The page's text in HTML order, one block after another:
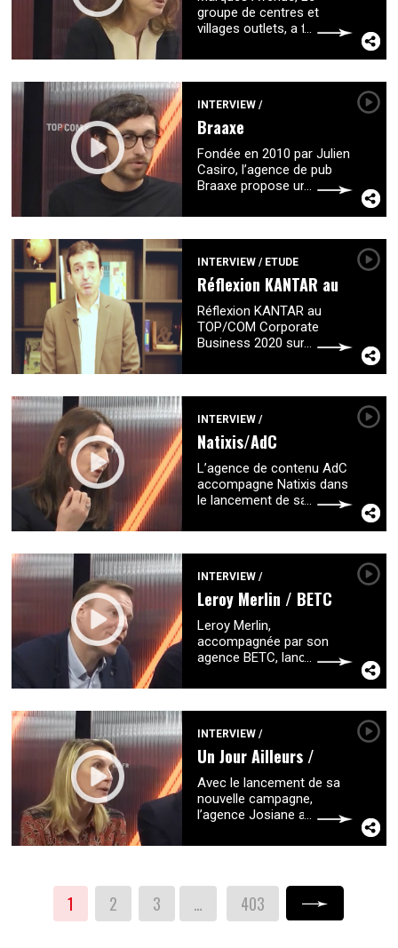
groupe de centres et
villages outlets, a fait
canadienne multi-primée
INTERVIEW/
Braaxe
Fondée en 2010 par Julien
Casiro, l’agence de pub
Braaxe propose une ligne
orientées social first. Fin
INTERVIEW/ ETUDE
Réflexion KANTAR au
TOP/COM
Corporate...
Réflexion KANTAR au
TOP/COM Corporate
Business 2020 sur le
doivent-elles avoir une
INTERVIEW/
Natixis/AdC
L’agence de contenu AdC
accompagne Natixis dans
le lancement de sa toute
marque employeur. La
INTERVIEW/
Leroy Merlin / BETC
Leroy Merlin,
accompagnée par son
agence BETC, lance une
communication. Après le
INTERVIEW/
Un Jour Ailleurs /
Josiane
Avec le lancement de sa
nouvelle campagne,
l’agence Josiane a
valeurs de la marque Un
1 2 3 …
403